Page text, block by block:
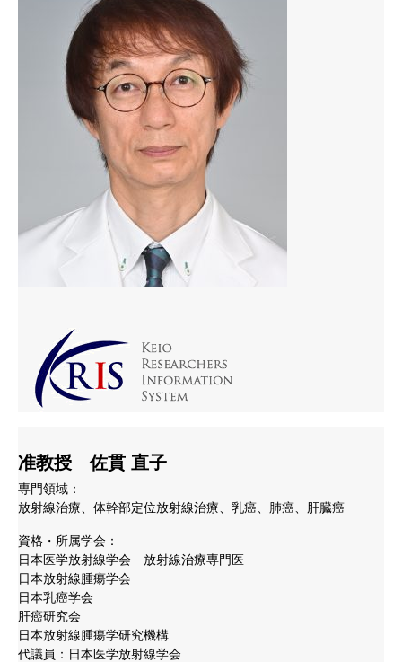
准教授 佐貫 直子
専門領域：
放射線治療、体幹部定位放射線治療、乳癌、肺癌、肝臓癌
資格・所属学会：
日本医学放射線学会 放射線治療専門医
日本放射線腫瘍学会
日本乳癌学会
肝癌研究会
日本放射線腫瘍学研究機構
代議員：日本医学放射線学会